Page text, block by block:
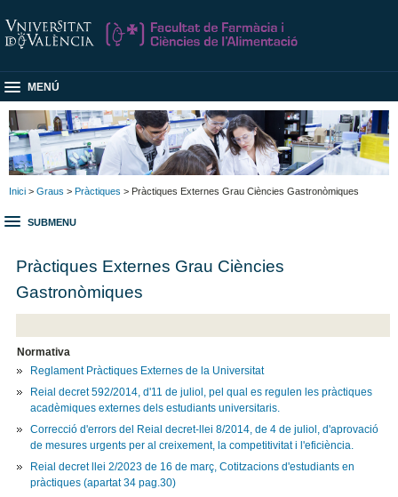
MENÚ
Inici > Graus > Pràctiques > Pràctiques Externes Grau Ciències Gastronòmiques
SUBMENU
Pràctiques Externes Grau Ciències
Gastronòmiques
Normativa
Reglament Pràctiques Externes de la Universitat
Reial decret 592/2014, d'11 de juliol, pel qual es regulen les pràctiques
acadèmiques externes dels estudiants universitaris.
Correcció d'errors del Reial decret-llei 8/2014, de 4 de juliol, d'aprovació
de mesures urgents per al creixement, la competitivitat i l'eficiència.
Reial decret llei 2/2023 de 16 de març, Cotitzacions d'estudiants en
pràctiques (apartat 34 pag.30)